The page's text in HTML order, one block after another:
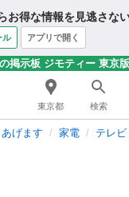
お得な情報を見逃さない
ル アプリで開く
掲示板 ジモティー 東京版
東京都 検索
げます 家電 テレビ